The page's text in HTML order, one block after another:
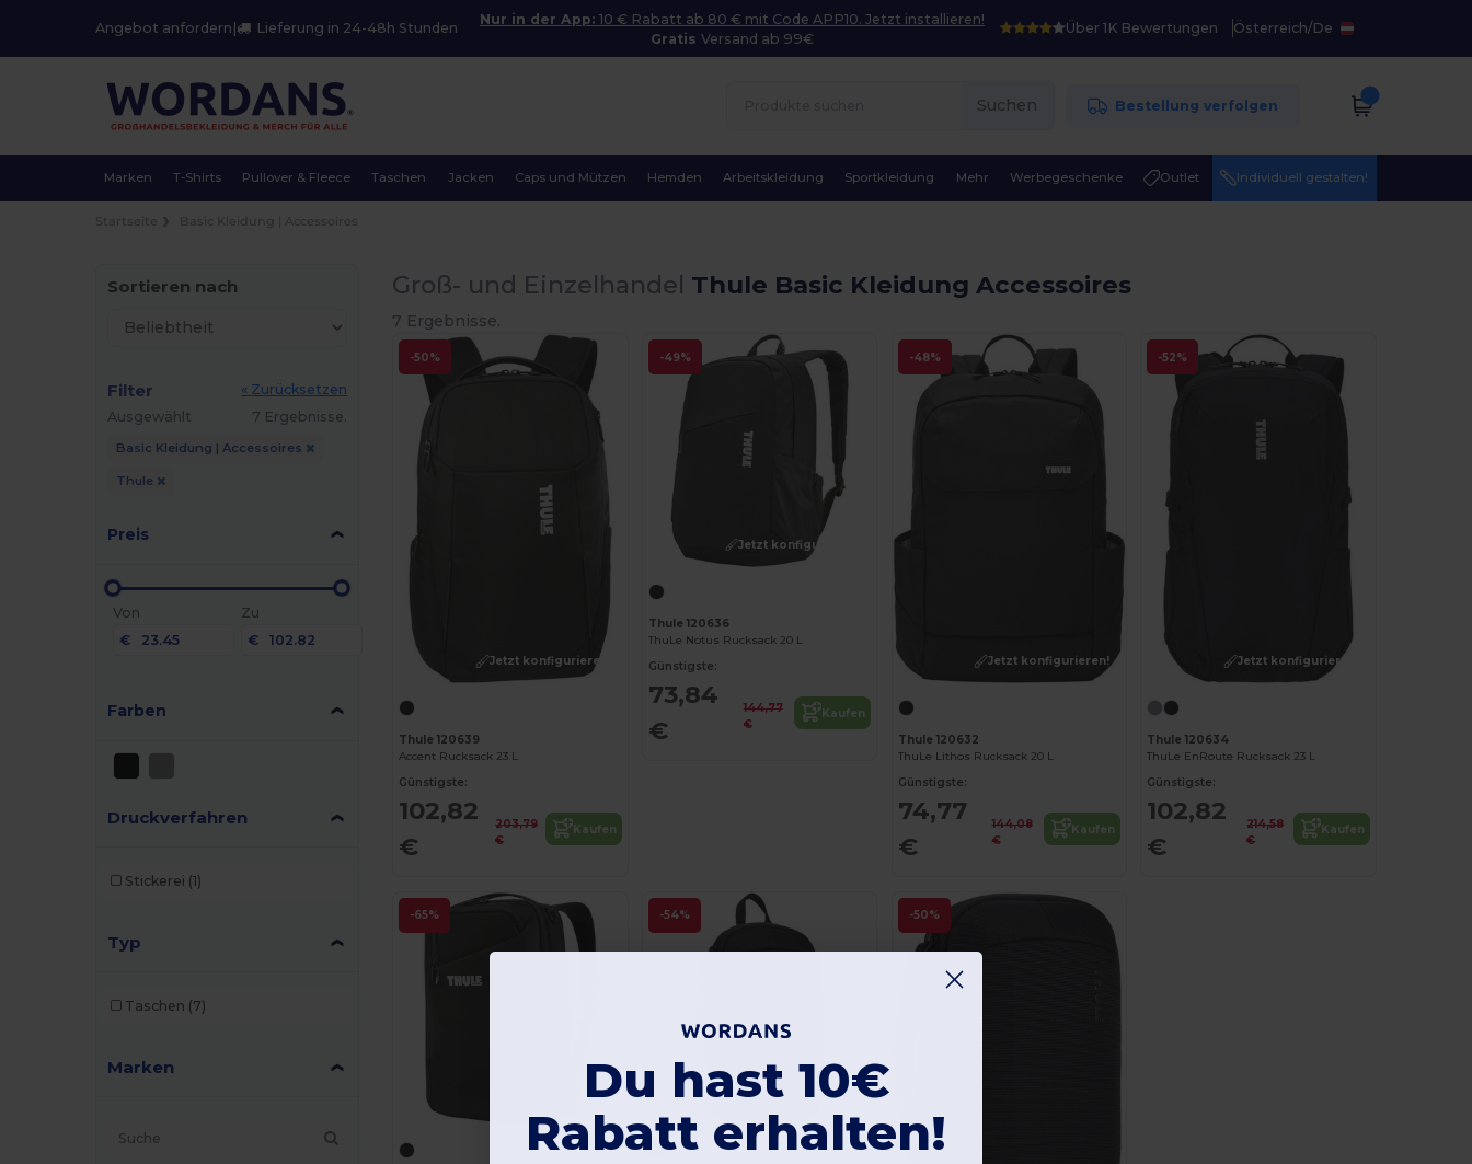
Angebot anfordern Lieferung in 24-48h Stunden
Nur in der App: 10 € Rabatt ab 80 € mit Code APP10. Jetzt installieren!
Gratis Versand ab 99€
Über 1K Bewertungen Österreich/De
Suchen Bestellung verfolgen
Marken T-Shirts Pullover & Fleece Taschen Jacken Caps und Mützen Hemden Arbeitskleidung Sportkleidung Mehr Werbegeschenke Outlet Individuell gestalten!
Sortieren nach
Filter
« Zurücksetzen
Ausgewählt
7 Ergebnisse.
Basic Kleidung | Accessoires
Thule
Preis
Von
€
Zu
€
Farben
Druckverfahren
Stickerei (1)
Typ
Taschen (7)
Marken
Groß- und Einzelhandel Thule Basic Kleidung Accessoires
7 Ergebnisse.
-50%
Jetzt konfigurieren!
Thule 120639
Accent Rucksack 23 L
Günstigste:
102,82
€
203,79
€
Kaufen
-49%
Jetzt konfigurieren!
Thule 120636
ThuLe Notus Rucksack 20 L
Günstigste:
73,84
€
144,77
€
Kaufen
-48%
Jetzt konfigurieren!
Thule 120632
ThuLe Lithos Rucksack 20 L
Günstigste:
74,77
€
144,08
€
Kaufen
-52%
Jetzt konfigurieren!
Thule 120634
ThuLe EnRoute Rucksack 23 L
Günstigste:
102,82
€
214,58
€
Kaufen
-65% -54% -50%
Du hast 10€
Rabatt erhalten!